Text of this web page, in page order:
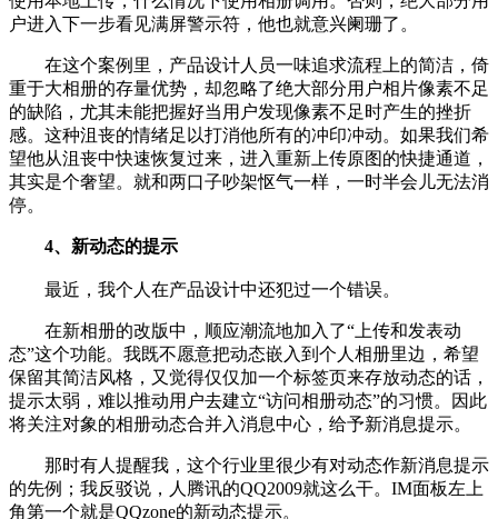
户进入下一步看见满屏警示符，他也就意兴阑珊了。
在这个案例里，产品设计人员一味追求流程上的简洁，倚
重于大相册的存量优势，却忽略了绝大部分用户相片像素不足
的缺陷，尤其未能把握好当用户发现像素不足时产生的挫折
感。这种沮丧的情绪足以打消他所有的冲印冲动。如果我们希
望他从沮丧中快速恢复过来，进入重新上传原图的快捷通道，
其实是个奢望。就和两口子吵架怄气一样，一时半会儿无法消
停。
4、新动态的提示
最近，我个人在产品设计中还犯过一个错误。
在新相册的改版中，顺应潮流地加入了“上传和发表动
态”这个功能。我既不愿意把动态嵌入到个人相册里边，希望
保留其简洁风格，又觉得仅仅加一个标签页来存放动态的话，
提示太弱，难以推动用户去建立“访问相册动态”的习惯。因此
将关注对象的相册动态合并入消息中心，给予新消息提示。
那时有人提醒我，这个行业里很少有对动态作新消息提示
的先例；我反驳说，人腾讯的QQ2009就这么干。IM面板左上
角第一个就是QQzone的新动态提示。